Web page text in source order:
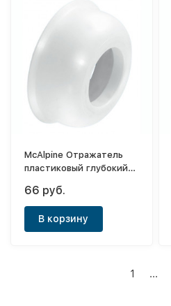
McAlpine Отражатель
пластиковый глубокий
66 руб.
В корзину
1 ...